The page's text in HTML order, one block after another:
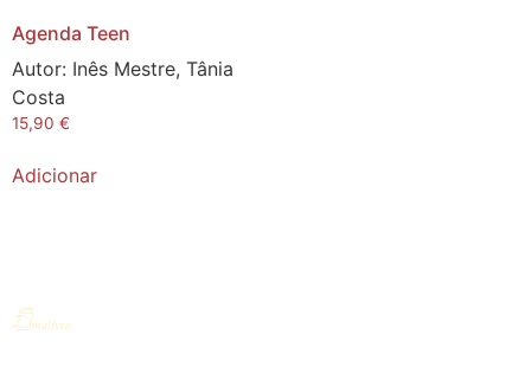
Agenda Teen
Autor: Inês Mestre, Tânia
Costa
15,90 €
Adicionar